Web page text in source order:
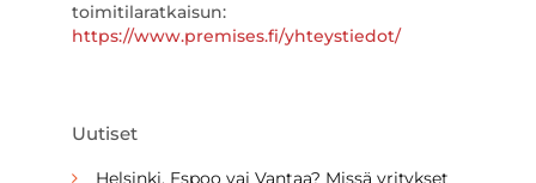
toimitilaratkaisun:
https://www.premises.fi/yhteystiedot/
Uutiset
Helsinki, Espoo vai Vantaa? Missä yritykset